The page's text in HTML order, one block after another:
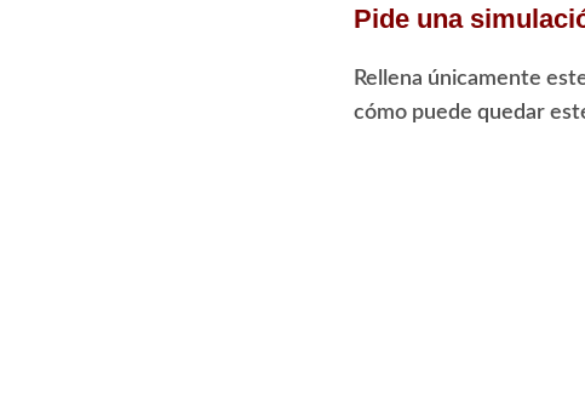
Pide una
Rellena únicamente
cómo puede quedar